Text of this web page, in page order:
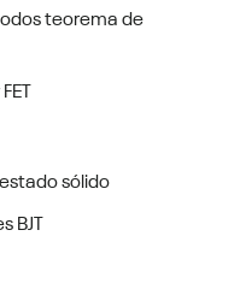
teorema de
sólido
BJT